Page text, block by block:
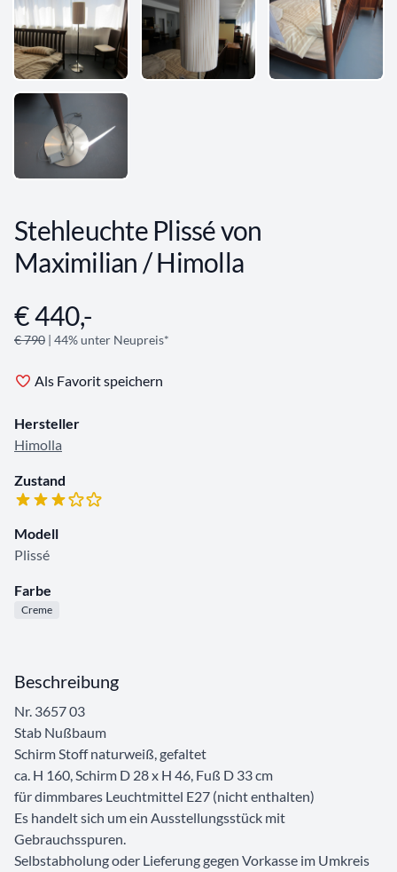
Stehleuchte Plissé von
Maximilian / Himolla
Angebotsinformationen
€ 440,-
€ 790 | 44% unter Neupreis*
Als Favorit speichern
Hersteller
Himolla
Zustand
Modell
Plissé
Farbe
Creme
Beschreibung
Nr. 3657 03
Stab Nußbaum
Schirm Stoff naturweiß, gefaltet
ca. H 160, Schirm D 28 x H 46, Fuß D 33 cm
für dimmbares Leuchtmittel E27 (nicht enthalten)
Es handelt sich um ein Ausstellungsstück mit
Gebrauchsspuren.
Selbstabholung oder Lieferung gegen Vorkasse im Umkreis